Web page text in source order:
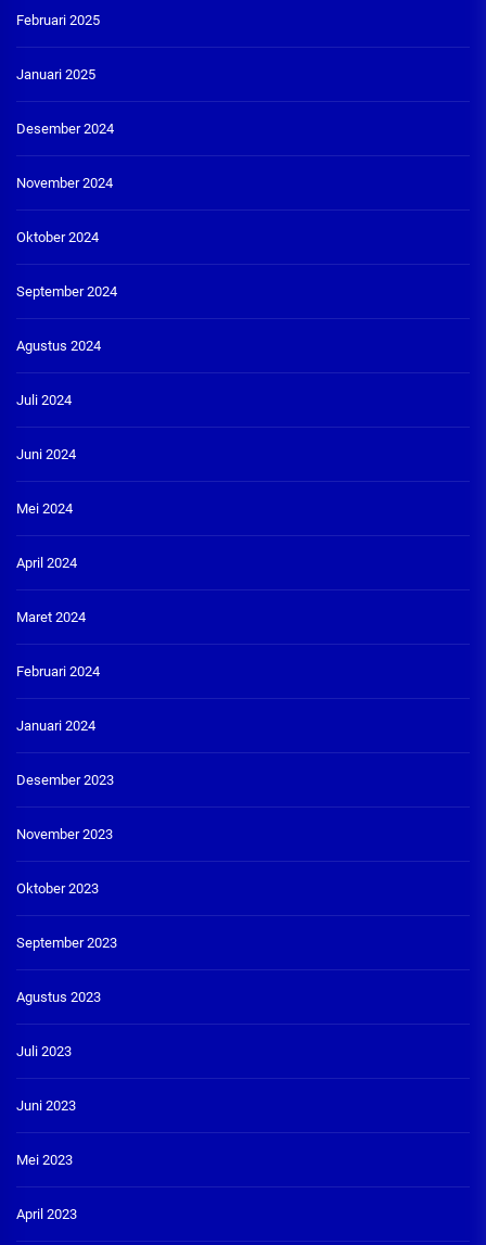
Februari 2025
Januari 2025
Desember 2024
November 2024
Oktober 2024
September 2024
Agustus 2024
Juli 2024
Juni 2024
Mei 2024
April 2024
Maret 2024
Februari 2024
Januari 2024
Desember 2023
November 2023
Oktober 2023
September 2023
Agustus 2023
Juli 2023
Juni 2023
Mei 2023
April 2023